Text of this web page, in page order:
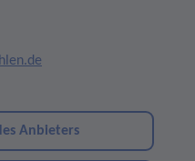
Anbieters